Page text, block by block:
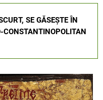
SE GĂSEȘTE ÎN